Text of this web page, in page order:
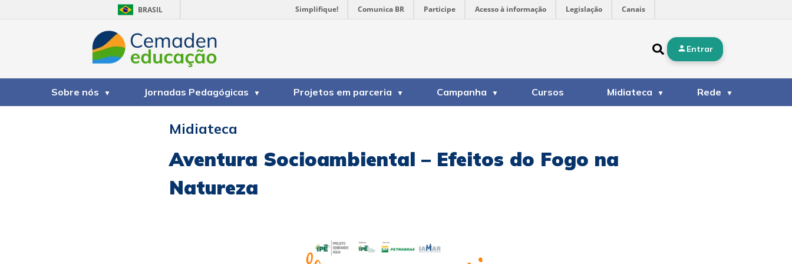
BRASIL Simplifique! Comunica BR Participe Acesso à informação Legislação Canais
Entrar
Sobre nós Jornadas Pedagógicas Projetos em parceria Campanha Cursos Midiateca Rede
Midiateca
Aventura Socioambiental – Efeitos do Fogo na
Natureza